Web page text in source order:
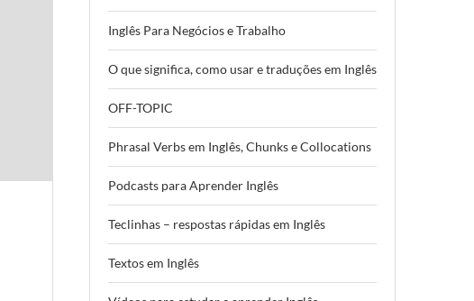
Inglês Para Negócios e Trabalho
O que significa, como usar e traduções em Inglês
OFF-TOPIC
Phrasal Verbs em Inglês, Chunks e Collocations
Podcasts para Aprender Inglês
Teclinhas – respostas rápidas em Inglês
Textos em Inglês